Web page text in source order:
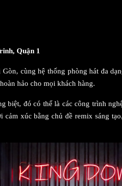
Quận 1
cùng hệ thống phòng hát đa
hảo cho mọi khách hàng.
biệt, đó có thể là các công trình
xúc bằng chủ đề remix sáng